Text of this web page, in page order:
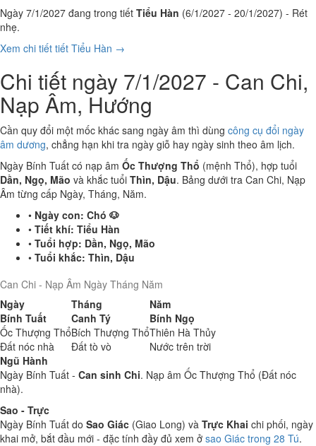
Ngày 7/1/2027 đang trong tiết Tiểu Hàn (6/1/2027 - 20/1/2027) - Rét
nhẹ.
Xem chi tiết tiết Tiểu Hàn →
Chi tiết ngày 7/1/2027 - Can Chi,
Nạp Âm, Hướng
Cần quy đổi một mốc khác sang ngày âm thì dùng công cụ đổi ngày
âm dương, chẳng hạn khi tra ngày giỗ hay ngày sinh theo âm lịch.
Ngày Bính Tuất có nạp âm Ốc Thượng Thổ (mệnh Thổ), hợp tuổi
Dần, Ngọ, Mão và khắc tuổi Thìn, Dậu. Bảng dưới tra Can Chi, Nạp
Âm từng cấp Ngày, Tháng, Năm.
• Ngày con: Chó 🐶
• Tiết khí: Tiểu Hàn
• Tuổi hợp: Dần, Ngọ, Mão
• Tuổi khắc: Thìn, Dậu
Can Chi - Nạp Âm Ngày Tháng Năm
Ngày
Tháng
Năm
Bính Tuất
Canh Tý
Bính Ngọ
Ốc Thượng ThổBích Thượng ThổThiên Hà Thủy
Đất nóc nhà
Đất tò vò
Nước trên trời
Ngũ Hành
Ngày Bính Tuất - Can sinh Chi. Nạp âm Ốc Thượng Thổ (Đất nóc
nhà).
Sao - Trực
Ngày Bính Tuất do Sao Giác (Giao Long) và Trực Khai chi phối, ngày
khai mở, bắt đầu mới - đặc tính đầy đủ xem ở sao Giác trong 28 Tú.